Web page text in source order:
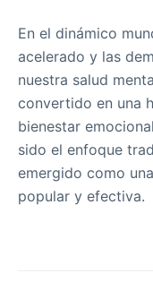
En el dinámico
acelerado y las
nuestra salud
convertido en una
bienestar
sido el enfoque
emergido como
popular y efectiva.